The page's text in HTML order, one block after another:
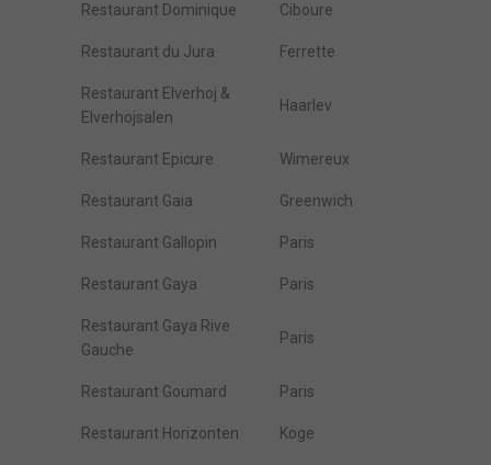
Restaurant Dominique Ciboure
Restaurant du Jura Ferrette
Restaurant Elverhoj &
Elverhojsalen
Haarlev
Restaurant Epicure Wimereux
Restaurant Gaia Greenwich
Restaurant Gallopin Paris
Restaurant Gaya Paris
Restaurant Gaya Rive
Gauche
Paris
Restaurant Goumard Paris
Restaurant Horizonten Koge